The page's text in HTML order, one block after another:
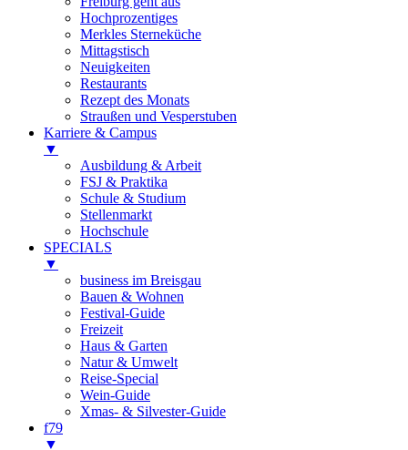
Hochprozentiges
Merkles Sterneküche
Mittagstisch
Neuigkeiten
Restaurants
Rezept des Monats
Straußen und Vesperstuben
Karriere & Campus
▼
Ausbildung & Arbeit
FSJ & Praktika
Schule & Studium
Stellenmarkt
Hochschule
SPECIALS
▼
business im Breisgau
Bauen & Wohnen
Festival-Guide
Freizeit
Haus & Garten
Natur & Umwelt
Reise-Special
Wein-Guide
Xmas- & Silvester-Guide
f79
▼